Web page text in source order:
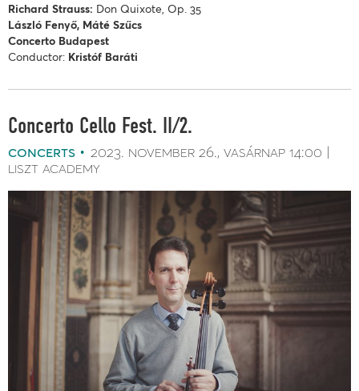
Richard Strauss: Don Quixote, Op. 35
László Fenyő, Máté Szűcs
Concerto Budapest
Conductor: Kristóf Baráti
Concerto Cello Fest. II/2.
concerts 2023. november 26. vasárnap 14:00
liszt academy